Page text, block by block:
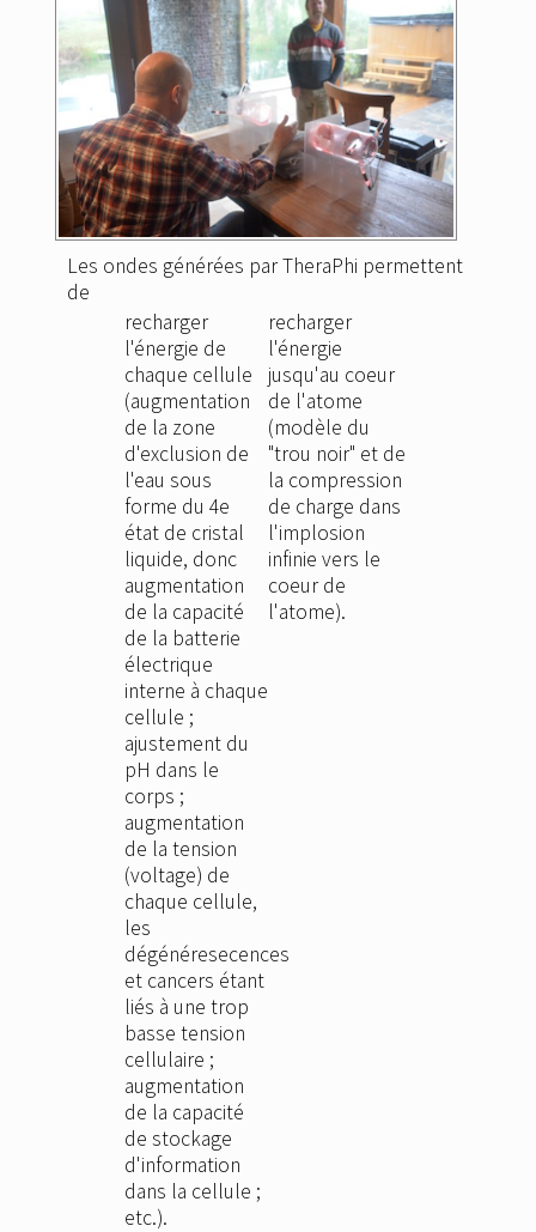
Les ondes générées par TheraPhi permettent
de
recharger
l'énergie de
chaque cellule
(augmentation
de la zone
d'exclusion de
l'eau sous
forme du 4e
état de cristal
liquide, donc
augmentation
de la capacité
de la batterie
électrique
interne à chaque
cellule ;
ajustement du
pH dans le
corps ;
augmentation
de la tension
(voltage) de
chaque cellule,
les
dégénéresecences
et cancers étant
liés à une trop
basse tension
cellulaire ;
augmentation
de la capacité
de stockage
d'information
dans la cellule ;
etc.).
recharger
l'énergie
jusqu'au coeur
de l'atome
(modèle du
"trou noir" et de
la compression
de charge dans
l'implosion
infinie vers le
coeur de
l'atome).